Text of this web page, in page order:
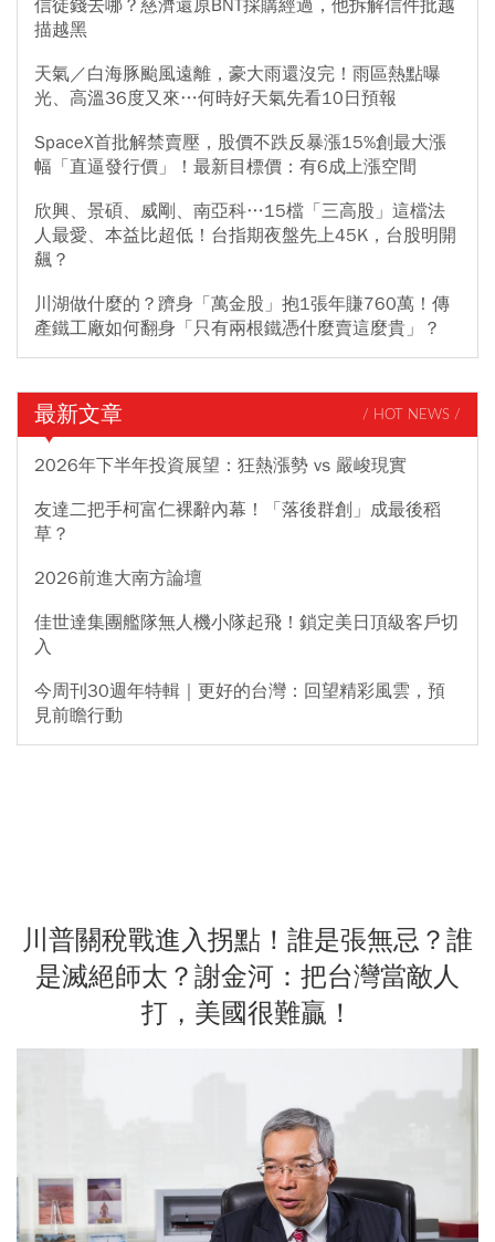
信徒錢去哪？慈濟還原BNT採購經過，他拆解信件批越
描越黑
天氣／白海豚颱風遠離，豪大雨還沒完！雨區熱點曝
光、高溫36度又來…何時好天氣先看10日預報
SpaceX首批解禁賣壓，股價不跌反暴漲15%創最大漲
幅「直逼發行價」！最新目標價：有6成上漲空間
欣興、景碩、威剛、南亞科…15檔「三高股」這檔法
人最愛、本益比超低！台指期夜盤先上45K，台股明開
飆？
川湖做什麼的？躋身「萬金股」抱1張年賺760萬！傳
產鐵工廠如何翻身「只有兩根鐵憑什麼賣這麼貴」？
最新文章 / HOT NEWS /
2026年下半年投資展望：狂熱漲勢 vs 嚴峻現實
友達二把手柯富仁裸辭內幕！「落後群創」成最後稻
草？
2026前進大南方論壇
佳世達集團艦隊無人機小隊起飛！鎖定美日頂級客戶切
入
今周刊30週年特輯｜更好的台灣：回望精彩風雲，預
見前瞻行動
川普關稅戰進入拐點！誰是張無忌？誰
是滅絕師太？謝金河：把台灣當敵人
打，美國很難贏！